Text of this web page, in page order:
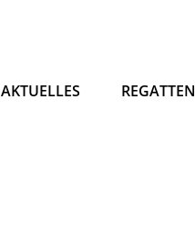
AKTUELLES REGATTEN